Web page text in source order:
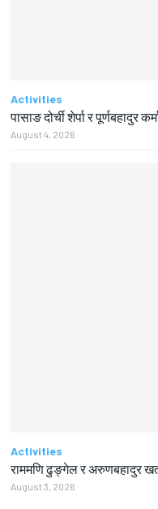
Activities
पासाङ दोर्ची शेर्पा र पूर्णबहादुर
August 4, 2026
Activities
राममणि ढुङ्गेल र अरुणबहादुर
August 3, 2026